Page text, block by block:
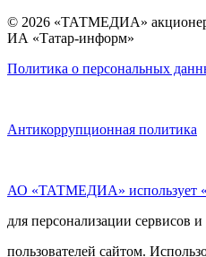
© 2026 «ТАТМЕДИА»
ИА «Татар-информ»
Политика о персональных
Антикоррупционная политика
АО «ТАТМЕДИА» использует
для персонализации сервисов и
пользователей сайтом.